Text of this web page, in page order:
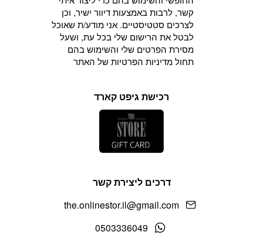
קשר, לרבות באמצעות דיוור ישיר, וכן
לצרכים סטטיסטיים. אני מודע/ת שאוכל
לבטל את הרישום שלי בכל עת, ושעל
מסירת הפרטים שלי והשימוש בהם
תחולמדיניות הפרטיותשל האתר
דרכים ליצירת קשר
the.onlinestor.il@gmail.com
0503336049
רכישת גיפט קארד